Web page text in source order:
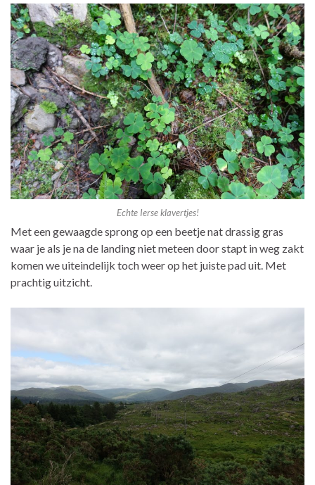
Echte Ierse klavertjes!
Met een gewaagde sprong op een beetje nat drassig gras
waar je als je na de landing niet meteen door stapt in weg zakt
komen we uiteindelijk toch weer op het juiste pad uit. Met
prachtig uitzicht.